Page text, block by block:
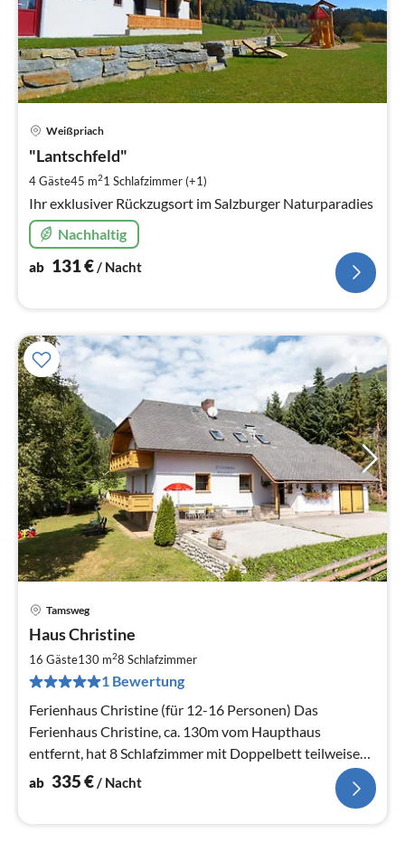
Weißpriach
"Lantschfeld"
4 Gäste45 m21 Schlafzimmer (+1)
Ihr exklusiver Rückzugsort im Salzburger Naturparadies
Nachhaltig
ab 131€/ Nacht
Tamsweg
Haus Christine
16 Gäste130 m28 Schlafzimmer
1 Bewertung
Ferienhaus Christine (für 12-16 Personen) Das
Ferienhaus Christine, ca. 130m vom Haupthaus
entfernt, hat 8 Schlafzimmer mit Doppelbett teilweise
mit Zusatzbett , 5 Duschen und 5 WC
ab 335€/ Nacht